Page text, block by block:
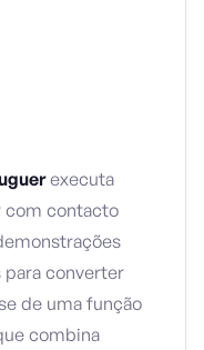
executa
com contacto
para converter
de uma função
combina